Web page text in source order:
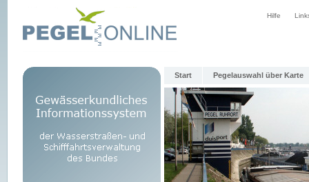
Hilfe
Start Pegelauswahl über Karte